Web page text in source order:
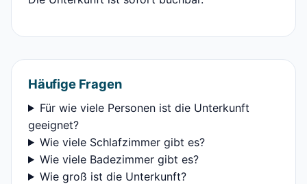
Häufige Fragen
Für wie viele Personen ist die Unterkunft
geeignet?
Wie viele Schlafzimmer gibt es?
Wie viele Badezimmer gibt es?
Wie groß ist die Unterkunft?